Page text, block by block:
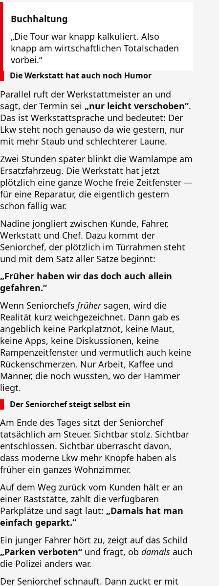
Buchhaltung
„Die Tour war knapp kalkuliert. Also
knapp am wirtschaftlichen Totalschaden
vorbei.“
Die Werkstatt hat auch noch Humor
Parallel ruft der Werkstattmeister an und
sagt, der Termin sei „nur leicht verschoben“.
Das ist Werkstattsprache und bedeutet: Der
Lkw steht noch genauso da wie gestern, nur
mit mehr Staub und schlechterer Laune.
Zwei Stunden später blinkt die Warnlampe am
Ersatzfahrzeug. Die Werkstatt hat jetzt
plötzlich eine ganze Woche freie Zeitfenster —
für eine Reparatur, die eigentlich gestern
schon fällig war.
Nadine jongliert zwischen Kunde, Fahrer,
Werkstatt und Chef. Dazu kommt der
Seniorchef, der plötzlich im Türrahmen steht
und mit dem Satz aller Sätze beginnt:
„Früher haben wir das doch auch allein
gefahren.“
Wenn Seniorchefs frühersagen, wird die
Realität kurz weichgezeichnet. Dann gab es
angeblich keine Parkplatznot, keine Maut,
keine Apps, keine Diskussionen, keine
Rampenzeitfenster und vermutlich auch keine
Rückenschmerzen. Nur Arbeit, Kaffee und
Männer, die noch wussten, wo der Hammer
liegt.
Der Seniorchef steigt selbst ein
Am Ende des Tages sitzt der Seniorchef
tatsächlich am Steuer. Sichtbar stolz. Sichtbar
entschlossen. Sichtbar überrascht davon,
dass moderne Lkw mehr Knöpfe haben als
früher ein ganzes Wohnzimmer.
Auf dem Weg zurück vom Kunden hält er an
einer Raststätte, zählt die verfügbaren
Parkplätze und sagt laut: „Damals hat man
einfach geparkt.“
Ein junger Fahrer hört zu, zeigt auf das Schild
„Parken verboten“ und fragt, ob damals auch
die Polizei anders war.
Der Seniorchef schnauft. Dann zuckt er mit